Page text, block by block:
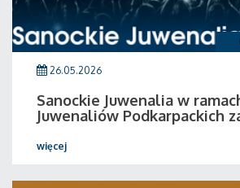
26.05.2026
Sanockie Juwenalia w
Juwenaliów Podkarpackich
więcej